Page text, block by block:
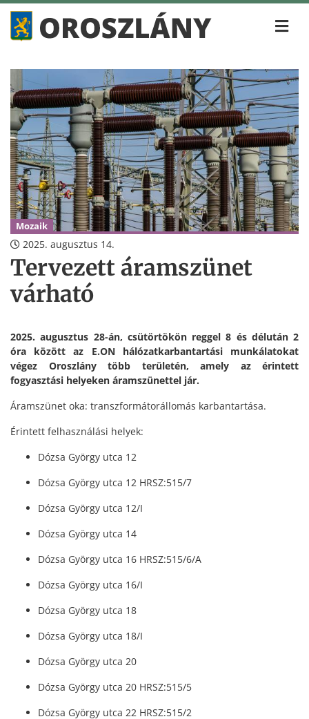
Mozaik
2025. augusztus 14.
Tervezett áramszünet
várható
2025. augusztus 28-án, csütörtökön reggel 8 és délután 2
óra között az E.ON hálózatkarbantartási munkálatokat
végez Oroszlány több területén, amely az érintett
fogyasztási helyeken áramszünettel jár.
Áramszünet oka: transzformátorállomás karbantartása.
Érintett felhasználási helyek:
Dózsa György utca 12
Dózsa György utca 12 HRSZ:515/7
Dózsa György utca 12/I
Dózsa György utca 14
Dózsa György utca 16 HRSZ:515/6/A
Dózsa György utca 16/I
Dózsa György utca 18
Dózsa György utca 18/I
Dózsa György utca 20
Dózsa György utca 20 HRSZ:515/5
Dózsa György utca 22 HRSZ:515/2